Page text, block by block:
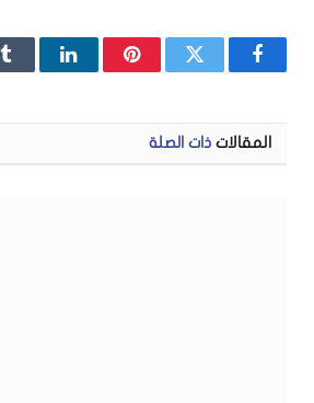
فيسبوكتويتر بينتيريستلينكدإن
المقالات ذات الصلة